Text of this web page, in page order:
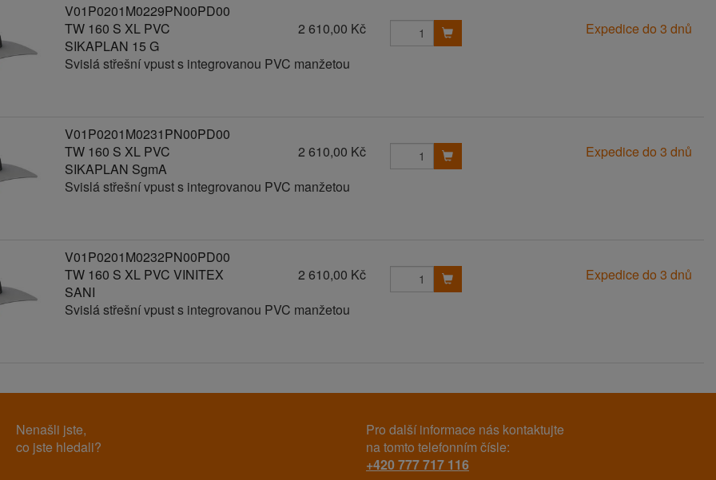
V01P0201M0229PN00PD00
TW 160 S XL PVC
SIKAPLAN 15 G
2 610,00 Kč
Expedice do 3 dnů
Svislá střešní vpust s integrovanou PVC manžetou
V01P0201M0231PN00PD00
TW 160 S XL PVC
SIKAPLAN SgmA
2 610,00 Kč
Expedice do 3 dnů
Svislá střešní vpust s integrovanou PVC manžetou
V01P0201M0232PN00PD00
TW 160 S XL PVC VINITEX
SANI
2 610,00 Kč
Expedice do 3 dnů
Svislá střešní vpust s integrovanou PVC manžetou
Nenašli jste,
co jste hledali?
Pro další informace nás kontaktujte
na tomto telefonním čísle:
+420 777 717 116